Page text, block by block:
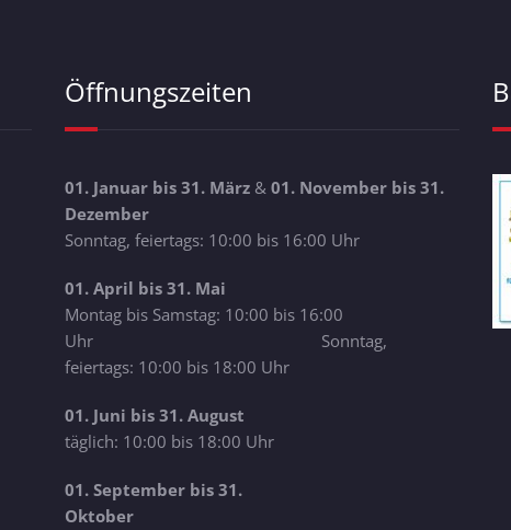
Öffnungszeiten
01. Januar bis 31. März & 01. November bis 31.
Dezember
Sonntag, feiertags: 10:00 bis 16:00 Uhr
01. April bis 31. Mai
Montag bis Samstag: 10:00 bis 16:00
Uhr Sonntag,
feiertags: 10:00 bis 18:00 Uhr
01. Juni bis 31. August
täglich: 10:00 bis 18:00 Uhr
01. September bis 31.
Oktober